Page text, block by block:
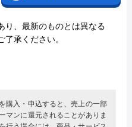
り、最新のものとは異なる
承ください。
購入・申込すると、売上の一部
マンに還元されることがありま